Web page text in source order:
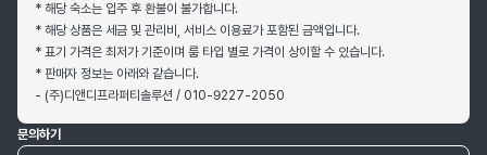
* 해당 숙소는 입주 후 환불이 불가합니다.
* 해당 상품은 세금 및 관리비, 서비스 이용료가 포함된 금액입니다.
* 표기 가격은 최저가 기준이며 룸 타입 별로 가격이 상이할 수 있습니다.
* 판매자 정보는 아래와 같습니다.
- (주)디앤디프라퍼티솔루션 / 010-9227-2050
문의하기